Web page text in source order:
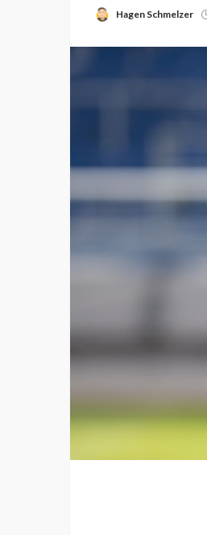
Hagen Schmelzer